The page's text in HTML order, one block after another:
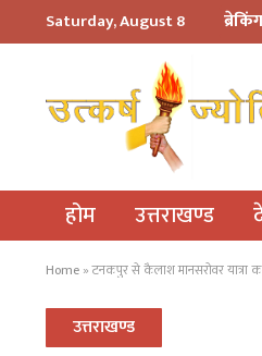
Saturday, August 8
होम उत्तराखण्ड
Home »टनकपुर से कैलाश मानसरोवर यात्रा
उत्तराखण्ड